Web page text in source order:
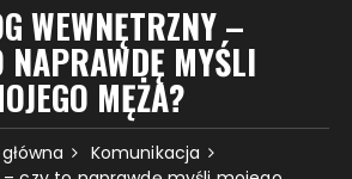
WEWNĘTRZNY –
NAPRAWDĘ MYŚLI
MĘŻA?
Komunikacja